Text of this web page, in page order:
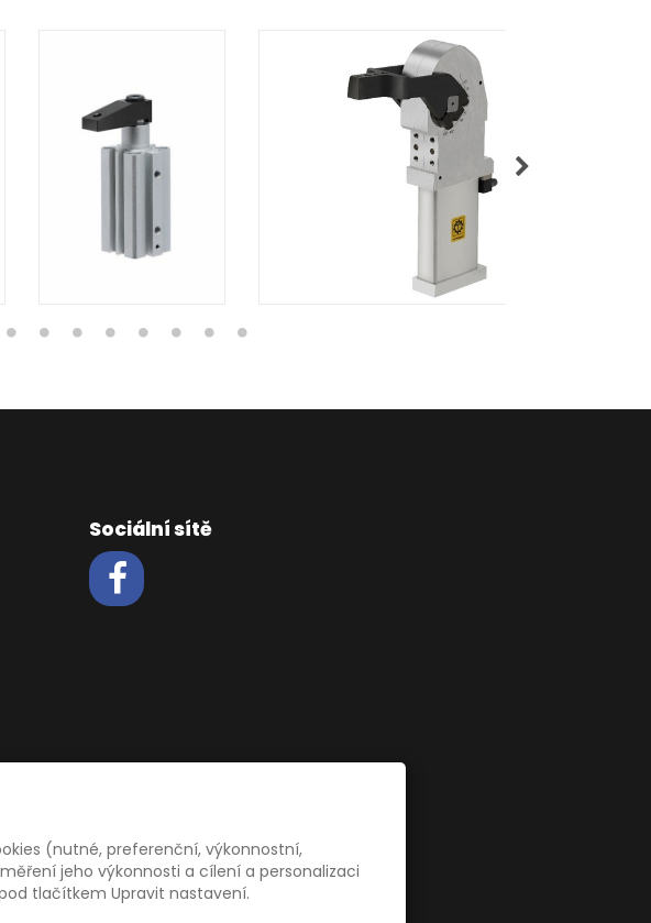
Sociální sítě
(nutné, preferenční, výkonnostní,
jeho výkonnosti a cílení a personalizaci
tlačítkem Upravit nastavení.